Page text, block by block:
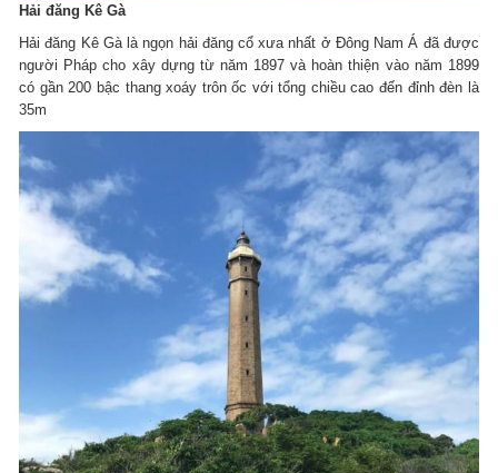
Hải đăng Kê Gà
Hải đăng Kê Gà là ngọn hải đăng cổ xưa nhất ở Đông Nam Á đã được
người Pháp cho xây dựng từ năm 1897 và hoàn thiện vào năm 1899
có gần 200 bậc thang xoáy trôn ốc với tổng chiều cao đến đỉnh đèn là
35m